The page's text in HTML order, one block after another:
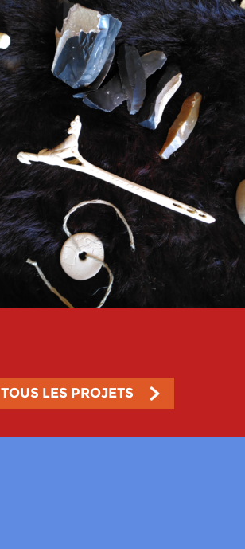
TOUS LES PROJETS